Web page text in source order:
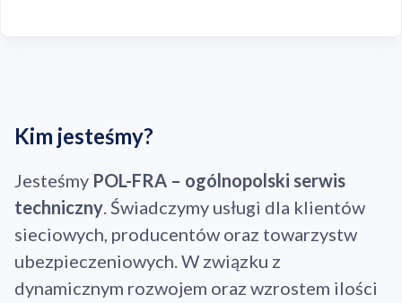
Kim jesteśmy?
Jesteśmy POL-FRA – ogólnopolski serwis
techniczny. Świadczymy usługi dla klientów
sieciowych, producentów oraz towarzystw
ubezpieczeniowych. W związku z
dynamicznym rozwojem oraz wzrostem ilości